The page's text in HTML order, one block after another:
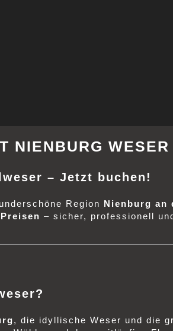
NIENBURG WESER
– Jetzt buchen!
Region Nienburg an
– sicher, professionell
, die idyllische Weser und die